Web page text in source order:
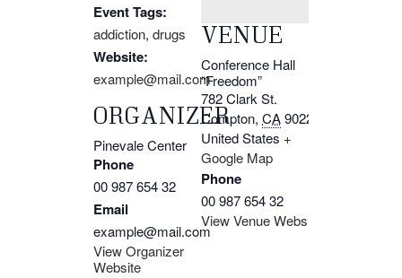
Event Tags:
addiction, drugs
Website:
example@mail.com
ORGANIZER
Pinevale Center
Phone
00 987 654 32
Email
example@mail.com
View Organizer
Website
VENUE
Conference Hall
“Freedom”
782 Clark St.
Compton, CA90221
United States +
Google Map
Phone
00 987 654 32
View Venue Website